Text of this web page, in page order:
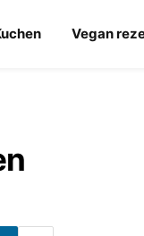
Vegan